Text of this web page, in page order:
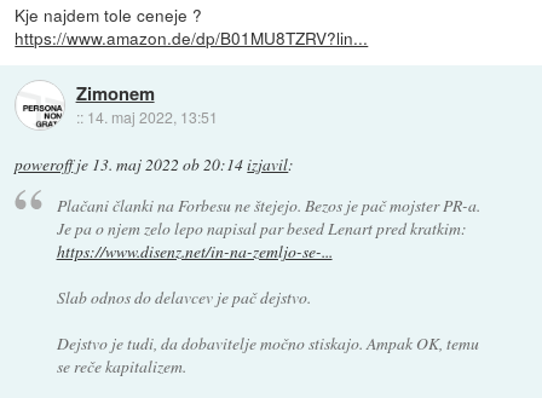
Kje najdem tole ceneje ?
https://www.amazon.de/dp/B01MU8TZRV?lin...
Zimonem
:: 14. maj 2022, 13:51
poweroffje 13. maj 2022 ob 20:14izjavil:
Plačani članki na Forbesu ne štejejo. Bezos je pač mojster PR-a.
Je pa o njem zelo lepo napisal par besed Lenart pred kratkim:
https://www.disenz.net/in-na-zemljo-se-...
Slab odnos do delavcev je pač dejstvo.
Dejstvo je tudi, da dobavitelje močno stiskajo. Ampak OK, temu
se reče kapitalizem.